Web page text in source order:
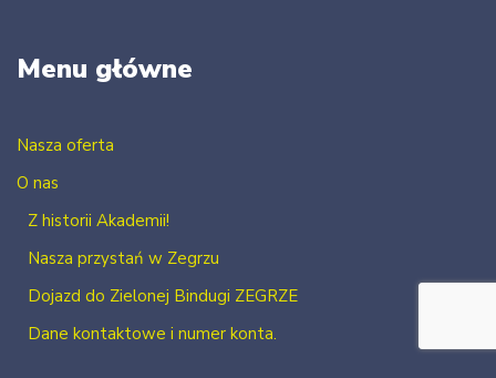
Menu główne
Nasza oferta
O nas
Z historii Akademii!
Nasza przystań w Zegrzu
Dojazd do Zielonej Bindugi ZEGRZE
Dane kontaktowe i numer konta.